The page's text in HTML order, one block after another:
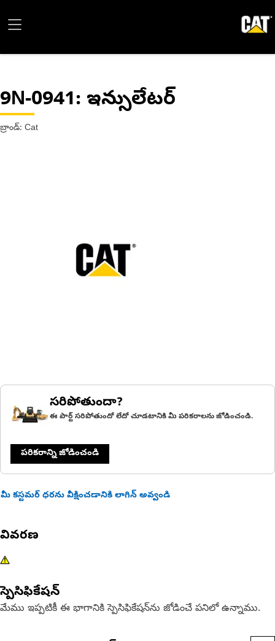
9N-0941: ఇన్సులేటర్
బ్రాండ్: Cat
సరిపోతుందా?
ఈ పార్ట్ సరిపోతుందో లేదో చూడటానికి మీ పరికరాలను జోడించండి.
పరికరాన్ని జోడించండి
మీ కస్టమర్ ధరను వీక్షించడానికి లాగిన్ అవ్వండి
వివరణ
స్పెసిఫికేషన్
మేము ఇప్పటికీ ఈ భాగానికి స్పెసిఫికేషన్‌ను జోడించే పనిలో ఉన్నాము.